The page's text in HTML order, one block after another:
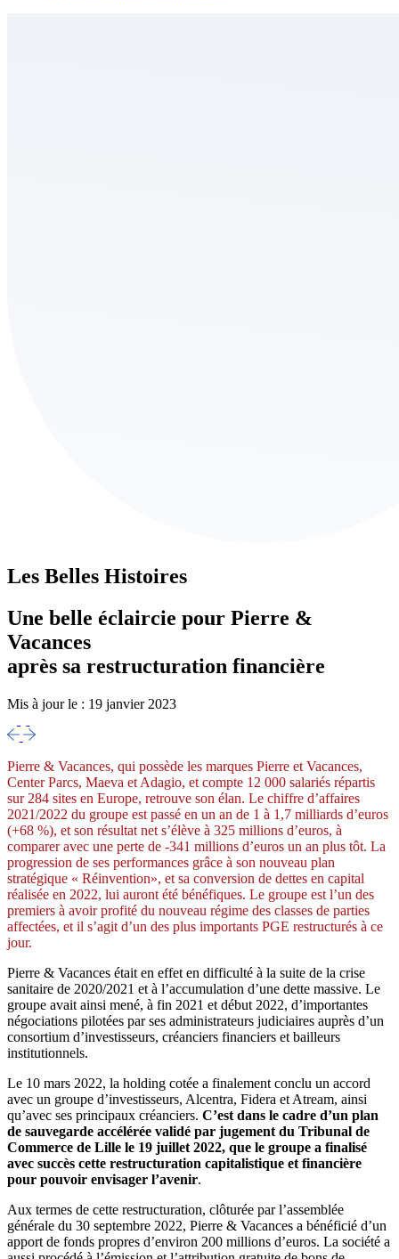
Les Belles Histoires
Une belle éclaircie pour Pierre &
Vacances
après sa restructuration financière
Mis à jour le : 19 janvier 2023
Pierre & Vacances, qui possède les marques Pierre et Vacances,
Center Parcs, Maeva et Adagio, et compte 12 000 salariés répartis
sur 284 sites en Europe, retrouve son élan. Le chiffre d’affaires
2021/2022 du groupe est passé en un an de 1 à 1,7 milliards d’euros
(+68 %), et son résultat net s’élève à 325 millions d’euros, à
comparer avec une perte de -341 millions d’euros un an plus tôt. La
progression de ses performances grâce à son nouveau plan
stratégique « Réinvention», et sa conversion de dettes en capital
réalisée en 2022, lui auront été bénéfiques. Le groupe est l’un des
premiers à avoir profité du nouveau régime des classes de parties
affectées, et il s’agit d’un des plus importants PGE restructurés à ce
jour.
Pierre & Vacances était en effet en difficulté à la suite de la crise
sanitaire de 2020/2021 et à l’accumulation d’une dette massive. Le
groupe avait ainsi mené, à fin 2021 et début 2022, d’importantes
négociations pilotées par ses administrateurs judiciaires auprès d’un
consortium d’investisseurs, créanciers financiers et bailleurs
institutionnels.
Le 10 mars 2022, la holding cotée a finalement conclu un accord
avec un groupe d’investisseurs, Alcentra, Fidera et Atream, ainsi
qu’avec ses principaux créanciers. C’est dans le cadre d’un plan
de sauvegarde accélérée validé par jugement du Tribunal de
Commerce de Lille le 19 juillet 2022, que le groupe a finalisé
avec succès cette restructuration capitalistique et financière
pour pouvoir envisager l’avenir.
Aux termes de cette restructuration, clôturée par l’assemblée
générale du 30 septembre 2022, Pierre & Vacances a bénéficié d’un
apport de fonds propres d’environ 200 millions d’euros. La société a